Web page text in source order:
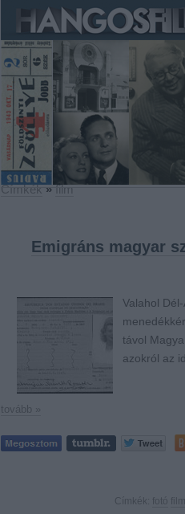
Címkék»film
Emigráns magyar
Valahol
távol
azokról az
tovább »
Címkék: fotó film